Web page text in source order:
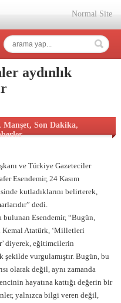
Normal Site
aydınlık
Manşet, Son Dakika,
ve Türkiye Gazeteciler
Esendemir, 24 Kasım
kutladıklarını belirterek,
dedi.
bulunan Esendemir, “Bugün,
Atatürk, ‘Milletleri
diyerek, eğitimcilerin
vurgulamıştır. Bugün, bu
olarak değil, aynı zamanda
hayatına kattığı değerin bir
yalnızca bilgi veren değil,